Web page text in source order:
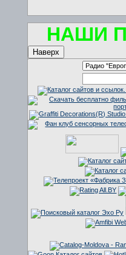
НАШИ
Наверх